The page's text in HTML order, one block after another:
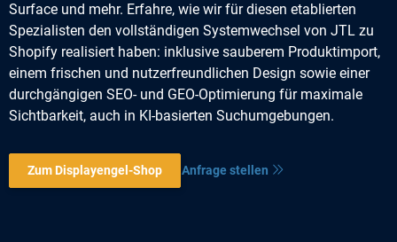
Surface und mehr. Erfahre, wie wir für diesen etablierten
Spezialisten den vollständigen Systemwechsel von JTL zu
Shopify realisiert haben: inklusive sauberem Produktimport,
einem frischen und nutzerfreundlichen Design sowie einer
durchgängigen SEO- und GEO-Optimierung für maximale
Sichtbarkeit, auch in KI-basierten Suchumgebungen.
Zum Displayengel-Shop Anfrage stellen